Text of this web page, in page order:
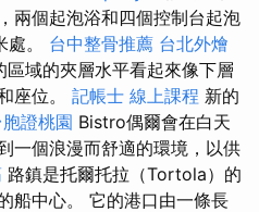
兩個起泡浴和四個控制台起泡
。 台中整骨推薦 台北外燴
區域的夾層水平看起來像下層
座位。 記帳士 線上課程 新的
胞證桃園 Bistro偶爾會在白天
一個浪漫而舒適的環境，以供
路鎮是托爾托拉（Tortola）的
船中心。 它的港口由一條長